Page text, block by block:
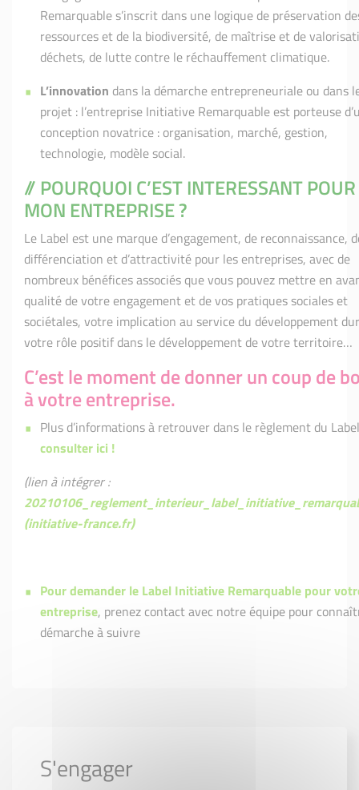
Remarquable s’inscrit dans une logique de préservation
ressources et de la biodiversité, de maîtrise et de
déchets, de lutte contre le réchauffement climatique.
L’innovation dans la démarche entrepreneuriale ou dans
projet : l’entreprise Initiative Remarquable est porteuse
conception novatrice : organisation, marché, gestion,
technologie, modèle social.
// POURQUOI C’EST INTERESSANT POUR
MON ENTREPRISE ?
Le Label est une marque d’engagement, de reconnaissance,
différenciation et d’attractivité pour les entreprises, avec de
nombreux bénéfices associés que vous pouvez mettre en
qualité de votre engagement et de vos pratiques sociales et
sociétales, votre implication au service du développement
votre rôle positif dans le développement de votre territoire…
C’est le moment de donner un coup de
à votre entreprise.
Plus d’informations à retrouver dans le règlement du
consulter ici !
(lien à intégrer :
(initiative-france.fr)
Pour demander le Label Initiative Remarquable pour
entreprise, prenez contact avec notre équipe pour
démarche à suivre
S'engager